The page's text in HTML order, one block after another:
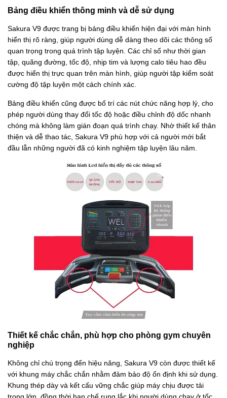
Bảng điều khiển thông minh và dễ sử dụng
Sakura V9 được trang bị bảng điều khiển hiện đại với màn hình
hiển thị rõ ràng, giúp người dùng dễ dàng theo dõi các thông số
quan trọng trong quá trình tập luyện. Các chỉ số như thời gian
tập, quãng đường, tốc độ, nhịp tim và lượng calo tiêu hao đều
được hiển thị trực quan trên màn hình, giúp người tập kiểm soát
cường độ tập luyện một cách chính xác.
Bảng điều khiển cũng được bố trí các nút chức năng hợp lý, cho
phép người dùng thay đổi tốc độ hoặc điều chỉnh độ dốc nhanh
chóng mà không làm gián đoạn quá trình chạy. Nhờ thiết kế thân
thiện và dễ thao tác, Sakura V9 phù hợp với cả người mới bắt
đầu lẫn những người đã có kinh nghiệm tập luyện lâu năm.
Thiết kế chắc chắn, phù hợp cho phòng gym chuyên
nghiệp
Không chỉ chú trọng đến hiệu năng, Sakura V9 còn được thiết kế
với khung máy chắc chắn nhằm đảm bảo độ ổn định khi sử dụng.
Khung thép dày và kết cấu vững chắc giúp máy chịu được tải